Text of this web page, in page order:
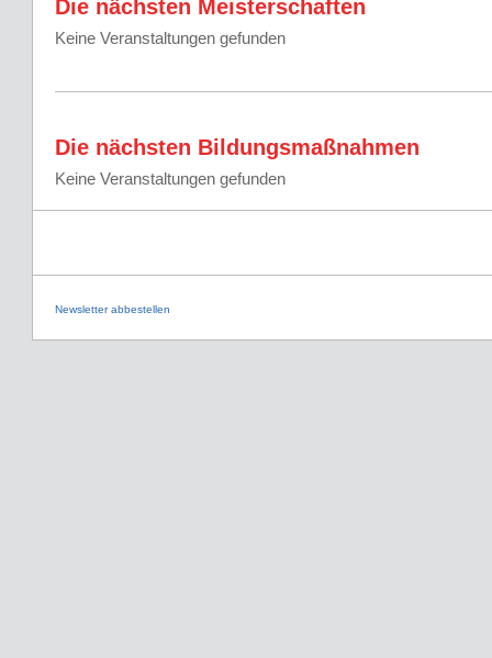
Die nächsten Meisterschaften
Keine Veranstaltungen gefunden
Die nächsten Bildungsmaßnahmen
Keine Veranstaltungen gefunden
Newsletter abbestellen